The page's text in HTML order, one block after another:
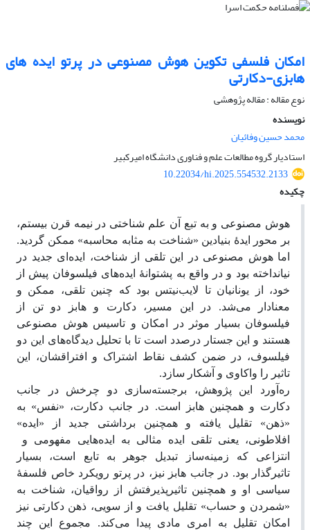
امکان فلسفی تکوین هوش مصنوعی در پرتو ایده های
هابزی-دکارتی
نوع مقاله : مقاله پژوهشی
نویسنده
محمد حسین وفائیان
استادیار گروه مطالعات علم و فناوری دانشگاه امیرکبیر
10.22034/hi.2025.554532.2133
چکیده
هوش مصنوعی و به تبع آن علم شناختی در نیمه قرن بیستم،
بر محور ایدۀ بنیادین «شناخت به مثابه محاسبه» ممکن گردید.
اما هوش مصنوعی در این تلقی از شناخت، ایده‌ای جدید در
نیانداخته بود و در واقع به پشتوانۀ ایده‌های فیلسوفان پیش از
خود، از یونانیان تا لایب‌نیتس بود که چنین تلقی، ممکن و
معنادار می‌شد. در این مسیر، دکارت و هابز دو تن از
فیلسوفان بسیار موثر در امکان و تاسیس هوش مصنوعی
هستند و این جستار درصدد است تا با تحلیل دیدگاه‌های این دو
فیلسوف، در ضمن کشف نقاط اشتراک و افتراقشان، این
تاثیر را واکاوی و آشکار سازد.
ره‌آورد این پژوهش، برجسته‌سازی دو چرخش در جانب
دکارت و همچنین هابز است. در جانب دکارت، «نفس» به
«ذهن» تقلیل یافته و همچنین برداشتی جدید از «ایده»
افلاطونی، یعنی تلقی ایده مثالی به ایده‌هایی مفهومی و
انتزاعی که زمینه‌ساز تبدیل جوهر به تابع است، بسیار
تاثیرگذار بود. در جانب هابز نیز، در پرتو رویکرد خاص فلسفۀ
سیاسی او و همچنین تاثیرپذیرفتش از رواقیان، شناخت به
«شمردن و حساب» تقلیل یافت و از سویی، ذهن دکارتی نیز
امکان تقلیل به امری مادی پیدا می‌کند. مجموع این چند